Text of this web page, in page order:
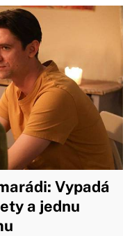
Vypadá
a jednu